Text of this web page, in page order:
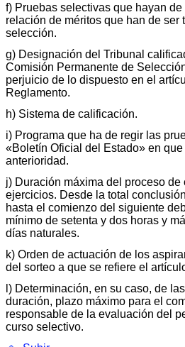
f) Pruebas selectivas que hayan
relación de méritos que han de ser
selección.
g) Designación del Tribunal
Comisión Permanente de
perjuicio de lo dispuesto en el
Reglamento.
h) Sistema de calificación.
i) Programa que ha de regir las
«Boletín Oficial del Estado» en
anterioridad.
j) Duración máxima del proceso
ejercicios. Desde la total
hasta el comienzo del siguiente
mínimo de setenta y dos horas y
días naturales.
k) Orden de actuación de los
del sorteo a que se refiere el
l) Determinación, en su caso, de
duración, plazo máximo para el
responsable de la evaluación del
curso selectivo.